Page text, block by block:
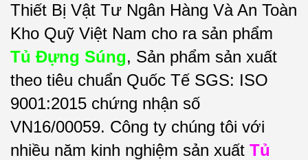
Thiết Bị Vật Tư Ngân Hàng Và An Toàn
Kho Quỹ Việt Nam cho ra sản phẩm
Tủ Đựng Súng, Sản phẩm sản xuất
theo tiêu chuẩn Quốc Tế SGS: ISO
9001:2015 chứng nhận số
VN16/00059. Công ty chúng tôi với
nhiều năm kinh nghiệm sản xuất Tủ